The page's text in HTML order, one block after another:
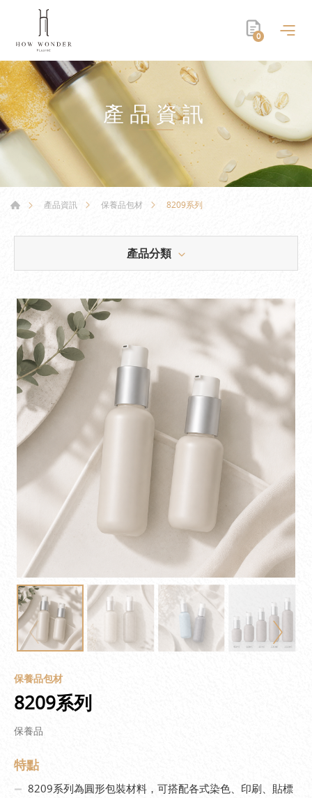
0
產品資訊
產品資訊 保養品包材 8209系列
產品分類
保養品包材
8209系列
保養品
特點
8209系列為圓形包裝材料，可搭配各式染色、印刷、貼標